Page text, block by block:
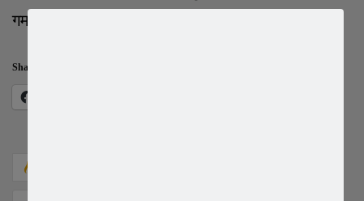
गमबहादुर गुरुङ ६ वर्षअघि दक्षिण कोरिया गएका हुन् ।
Share this: